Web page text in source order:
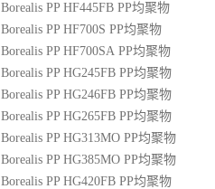
Borealis PP HF445FB PP均聚物
Borealis PP HF700S PP均聚物
Borealis PP HF700SA PP均聚物
Borealis PP HG245FB PP均聚物
Borealis PP HG246FB PP均聚物
Borealis PP HG265FB PP均聚物
Borealis PP HG313MO PP均聚物
Borealis PP HG385MO PP均聚物
Borealis PP HG420FB PP均聚物